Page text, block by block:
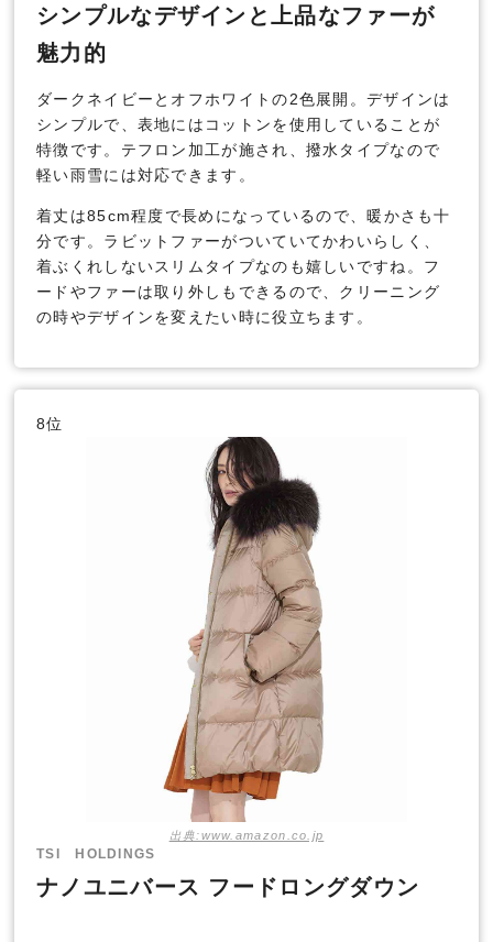
シンプルなデザインと上品なファーが
魅力的
ダークネイビーとオフホワイトの2色展開。デザインは
シンプルで、表地にはコットンを使用していることが
特徴です。テフロン加工が施され、撥水タイプなので
軽い雨雪には対応できます。
着丈は85cm程度で長めになっているので、暖かさも十
分です。ラビットファーがついていてかわいらしく、
着ぶくれしないスリムタイプなのも嬉しいですね。フ
ードやファーは取り外しもできるので、クリーニング
の時やデザインを変えたい時に役立ちます。
8位
出典:www.amazon.co.jp
TSI HOLDINGS
ナノユニバース フードロングダウン